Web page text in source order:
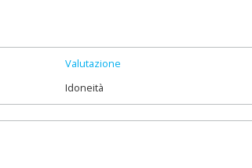
Valutazione
Idoneità